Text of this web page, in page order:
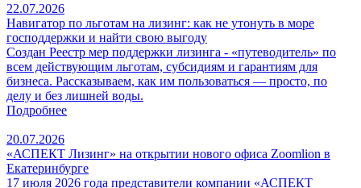
22.07.2026
Навигатор по льготам на лизинг: как не утонуть в море
господдержки и найти свою выгоду
Создан Реестр мер поддержки лизинга - «путеводитель» по
всем действующим льготам, субсидиям и гарантиям для
бизнеса. Рассказываем, как им пользоваться — просто, по
делу и без лишней воды.
Подробнее
20.07.2026
«АСПЕКТ Лизинг» на открытии нового офиса Zoomlion в
Екатеринбурге
17 июля 2026 года представители компании «АСПЕКТ